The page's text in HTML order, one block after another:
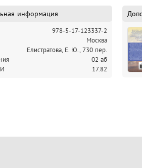
И что ждет Джиллиан в конце ее
в русском переводе под названием
информация
978-5-17-123337-2
Москва
Елистратова, Е. Ю., 730 пер.
02 аб
17.82